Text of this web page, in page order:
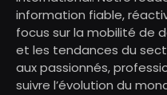
information fiable,
focus sur la mobilité de
et les tendances du
aux passionnés,
suivre l’évolution du